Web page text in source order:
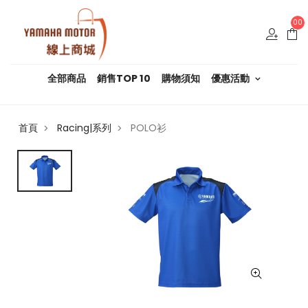
00
全部商品 銷售TOP 10 購物須知 優惠活動
首頁 > Racing|系列 > POLO衫